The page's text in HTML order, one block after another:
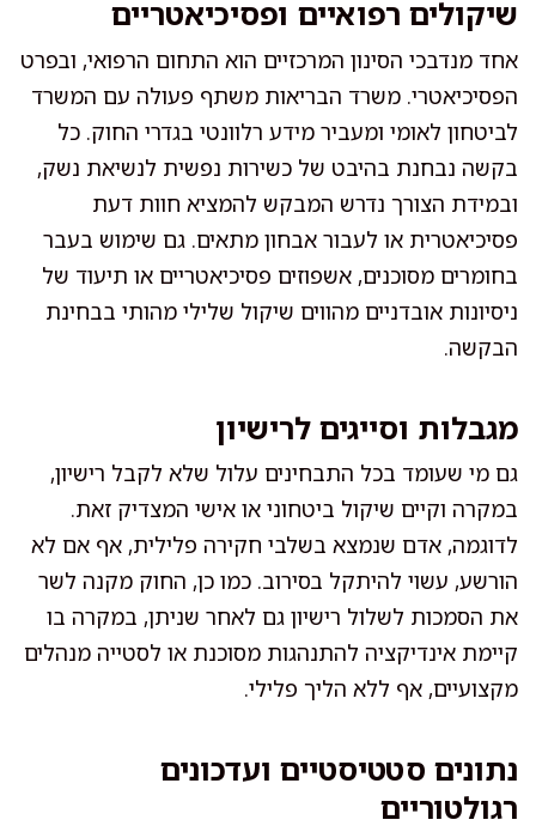
שיקולים רפואיים ופסיכיאטריים
אחד מנדבכי הסינון המרכזיים הוא התחום הרפואי, ובפרט
הפסיכיאטרי. משרד הבריאות משתף פעולה עם המשרד
לביטחון לאומי ומעביר מידע רלוונטי בגדרי החוק. כל
בקשה נבחנת בהיבט של כשירות נפשית לנשיאת נשק,
ובמידת הצורך נדרש המבקש להמציא חוות דעת
פסיכיאטרית או לעבור אבחון מתאים. גם שימוש בעבר
בחומרים מסוכנים, אשפוזים פסיכיאטריים או תיעוד של
ניסיונות אובדניים מהווים שיקול שלילי מהותי בבחינת
הבקשה.
מגבלות וסייגים לרישיון
גם מי שעומד בכל התבחינים עלול שלא לקבל רישיון,
במקרה וקיים שיקול ביטחוני או אישי המצדיק זאת.
לדוגמה, אדם שנמצא בשלבי חקירה פלילית, אף אם לא
הורשע, עשוי להיתקל בסירוב. כמו כן, החוק מקנה לשר
את הסמכות לשלול רישיון גם לאחר שניתן, במקרה בו
קיימת אינדיקציה להתנהגות מסוכנת או לסטייה מנהלים
מקצועיים, אף ללא הליך פלילי.
נתונים סטטיסטיים ועדכונים
רגולטוריים